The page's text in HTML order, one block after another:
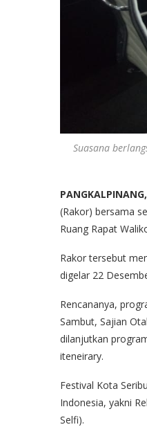
Suasana
(Rakor) bersama
Ruang Rapat
Rakor tersebut
digelar 22
Rencananya,
Sambut, Sajian
dilanjutkan
iteneirary.
Festival Kota
Indonesia, yakni
Selfi).